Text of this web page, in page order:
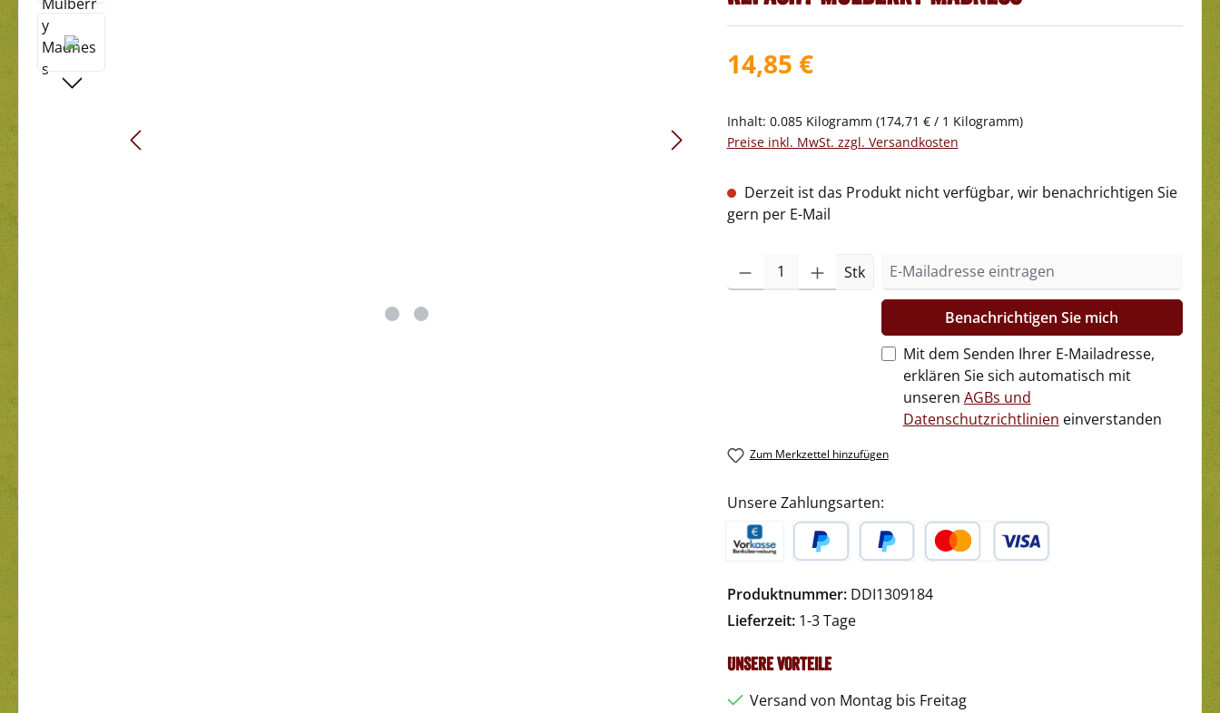
14,85 €
Inhalt: 0.085 Kilogramm (174,71 € / 1 Kilogramm)
Preise inkl. MwSt. zzgl. Versandkosten
Derzeit ist das Produkt nicht verfügbar, wir benachrichtigen Sie
gern per E-Mail
Stk
Benachrichtigen Sie mich
Mit dem Senden Ihrer E-Mailadresse,
erklären Sie sich automatisch mit
unseren AGBs und
Datenschutzrichtlinien einverstanden
Zum Merkzettel hinzufügen
Unsere Zahlungsarten:
Produktnummer: DDI1309184
Lieferzeit: 1-3 Tage
Unsere Vorteile
Versand von Montag bis Freitag